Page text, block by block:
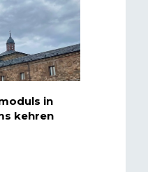
in
kehren